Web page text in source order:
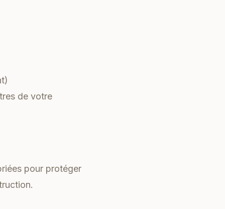
de votre
pour protéger